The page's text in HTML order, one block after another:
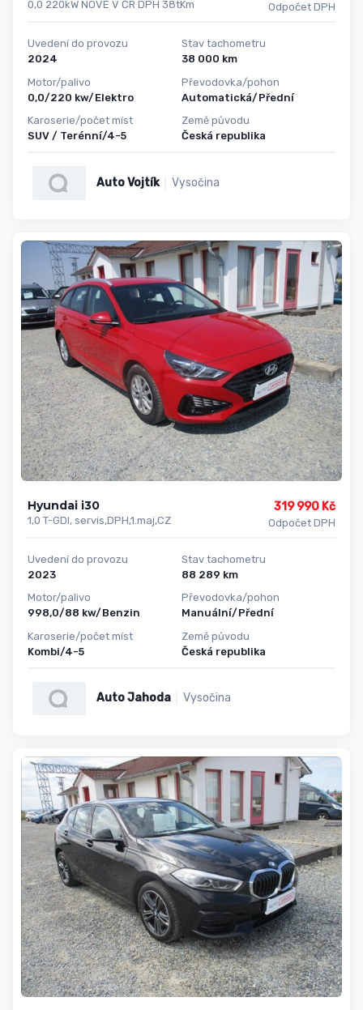
0,0 220kW NOVÉ V ČR DPH 38tKm Odpočet DPH
Uvedení do provozu
2024
Motor/palivo
0,0/220 kw/Elektro
Karoserie/počet míst
SUV / Terénní/4-5
Stav tachometru
38 000 km
Převodovka/pohon
Automatická/Přední
Země původu
Česká republika
Auto Vojtík Vysočina
Hyundai i30
1,0 T-GDI, servis,DPH,1.maj,CZ
319 990 Kč
Odpočet DPH
Uvedení do provozu
2023
Motor/palivo
998,0/88 kw/Benzin
Karoserie/počet míst
Kombi/4-5
Stav tachometru
88 289 km
Převodovka/pohon
Manuální/Přední
Země původu
Česká republika
Auto Jahoda Vysočina